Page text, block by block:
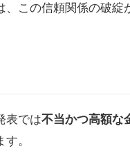
、この信頼関係の破綻
表では不当かつ高額な
。